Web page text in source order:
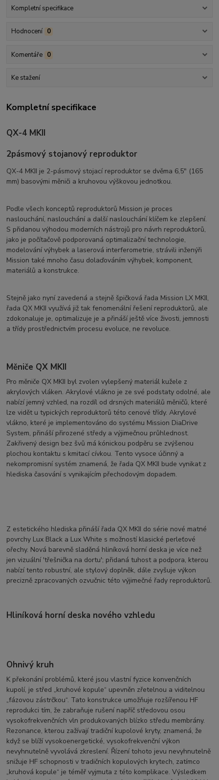
Kompletní specifikace
Hodnocení 0
Komentáře 0
Ke stažení
Kompletní specifikace
QX-4 MKII
2pásmový stojanový reproduktor
QX-4 MKII je 2-pásmový stojací reproduktor se dvěma 6,5″ (165
mm) basovými měniči a kruhovou výškovou jednotkou.
Podle všech konceptů reproduktorů Mission je proces
naslouchání, naslouchání a další naslouchání klíčem ke zlepšení.
S přidanou výhodou moderních nástrojů pro návrh reproduktorů,
jako je počítačově podporovaná optimalizační technologie,
modelování výhybek a laserová interferometrie, strávili inženýři
Mission také mnoho času dolaďováním výhybek, komponent,
materiálů a konstrukce.
Stejně jako nyní zavedená a stejně špičková řada Mission LX MKII,
řada QX MKII využívá již tak fenomenální řešení reproduktorů, ale
zdokonaluje je, optimalizuje je a přináší ještě více živosti, jemnosti
a třídy prostřednictvím procesu evoluce, ne revoluce.
Měniče QX MKII
Pro měniče QX MKII byl zvolen vylepšený materiál kužele z
akrylových vláken.Akrylové vlákno je ze své podstaty odolné, ale
nabízí jemný vzhled, na rozdíl od drsných materiálů měničů, které
lze vidět u typických reproduktorů této cenové třídy.Akrylové
vlákno, které je implementováno do systému Mission DiaDrive
System, přináší přirozené středy a výjimečnou průhlednost.
Zakřivený design bez švů má kónickou podpěru se zvýšenou
plochou kontaktu s kmitací cívkou. Tento vysoce účinný a
nekompromisní systém znamená, že řada QX MKII bude vynikat z
hlediska časování s vynikajícím přechodovým dopadem.
Z estetického hlediska přináší řada QX MKII do série nové matné
povrchy Lux Black a Lux White s možností klasické perleťové
ořechy. Nová barevně sladěná hliníková horní deska je více než
jen vizuální 'třešnička na dortu'; přidaná tuhost a podpora, kterou
nabízí tento robustní, ale stylový doplněk, dále zvyšuje výkon
precizně zpracovaných ozvučnic této výjimečné řady reproduktorů.
Hliníková horní deska nového vzhledu
Ohnivý kruh
K překonání problémů, které jsou vlastní fyzice konvenčních
kupolí, je střed „kruhové kopule“ upevněn zřetelnou a viditelnou
„fázovou zástrčkou“. Tato konstrukce umožňuje rozšířenou HF
reprodukci tím, že zabraňuje rušení napříč středovou osou
vysokofrekvenčních vln produkovaných blízko středu membrány.
Rezonance, kterou zažívají tradiční kupolové kryty, znamená, že
když se blíží vysokoenergetické, vysokofrekvenční výkon
nevyhnutelně vyvolává zkreslení. Řízení tohoto jevu nevyhnutelně
snižuje HF schopnosti v tradičních kopulových krytech, zatímco
„kruhová kopule“ je téměř vyjmuta z této komplikace. Výsledkem